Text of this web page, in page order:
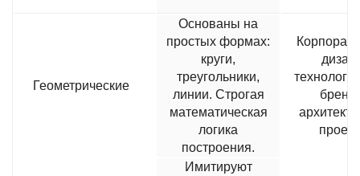
Геометрические
Основаны на
простых формах:
круги,
треугольники,
линии. Строгая
математическая
логика
построения.
Имитируют